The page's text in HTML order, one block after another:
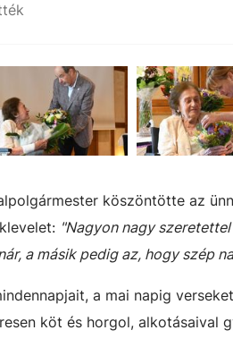
köszöntötte az
"Nagyon nagy
a másik pedig az, hogy szép
a mai napig
köt és horgol, alkotásaival